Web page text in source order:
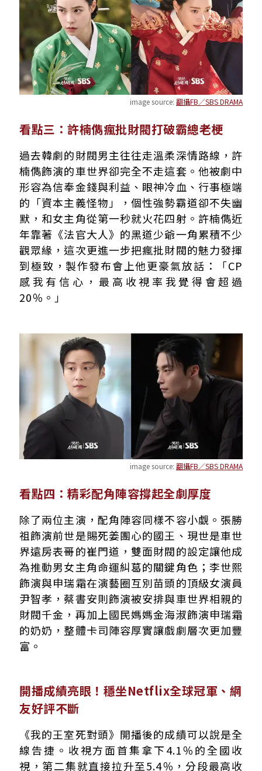
image source: 翻攝FB／SBS DRAMA
看點三：許楠儁瘋批財閥打破霸總老梗
過去韓劇的財閥男主往往走溫柔深情路線，許
楠儁飾演的車世界卻完全不走這套。他被劇中
形容為信奉金錢與利益、眼神冷血、行事極端
的「資本主義怪物」，個性強勢霸道卻不失幽
默，和女主角從第一秒就火花四射。許楠儁近
年靠著《法官大人》的黑道少爺一角累積不少
觀眾緣，這次更進一步把瘋批財閥的魅力發揮
到極致，製作發布會上他更豪氣放話：「CP
感我有信心，最高收視率我覺得會超過
20％。」
image source: 翻攝FB／SBS DRAMA
看點四：精彩配角陣容撐起全劇厚度
除了兩位主演，配角陣容同樣不容小覷。張勝
祖飾演前世是賜死姜團心的國王、現世是車世
界遠房表哥的崔門道，雙面財閥的設定讓他成
為推動男女主角命運糾葛的關鍵角色；李世熙
飾演與申瑞霜在演藝圈互別苗頭的頂級女演員
尹智孝，蔡書安則飾演被安排與車世界相親的
財閥千金，再加上國民媽媽金海淑飾演申瑞霜
的奶奶，整體卡司陣容厚實讓戲劇層次更加豐
富。
開播成績亮眼！穩坐Netflix全球冠軍、網
友好評不斷
《我的王室死對頭》開播後的成績可以說是全
線告捷。收視方面首集拿下4.1％的全國收
視，第二集就直接拉升至5.4％，分段最高收